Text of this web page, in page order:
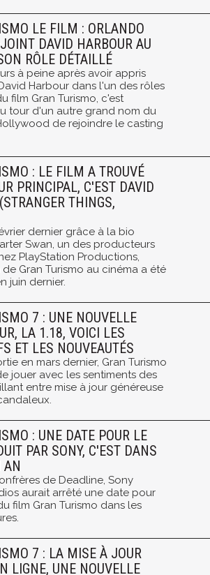
LE FILM : ORLANDO
DAVID HARBOUR AU
RÔLE DÉTAILLÉ
à peine après avoir appris
Harbour dans l'un des rôles
film Gran Turismo, c'est
tour d'un autre grand nom du
de rejoindre le casting
: LE FILM A TROUVÉ
PRINCIPAL, C'EST DAVID
THINGS,
dernier grâce à la bio
Swan, un des producteurs
PlayStation Productions,
Gran Turismo au cinéma a été
juin dernier.
7 : UNE NOUVELLE
LA 1.18, VOICI LES
ET LES NOUVEAUTÉS
en mars dernier, Gran Turismo
jouer avec les sentiments des
entre mise à jour généreuse
: UNE DATE POUR LE
PAR SONY, C'EST DANS
AN
de Deadline, Sony
aurait arrêté une date pour
film Gran Turismo dans les
7 : LA MISE À JOUR
LIGNE, UNE NOUVELLE